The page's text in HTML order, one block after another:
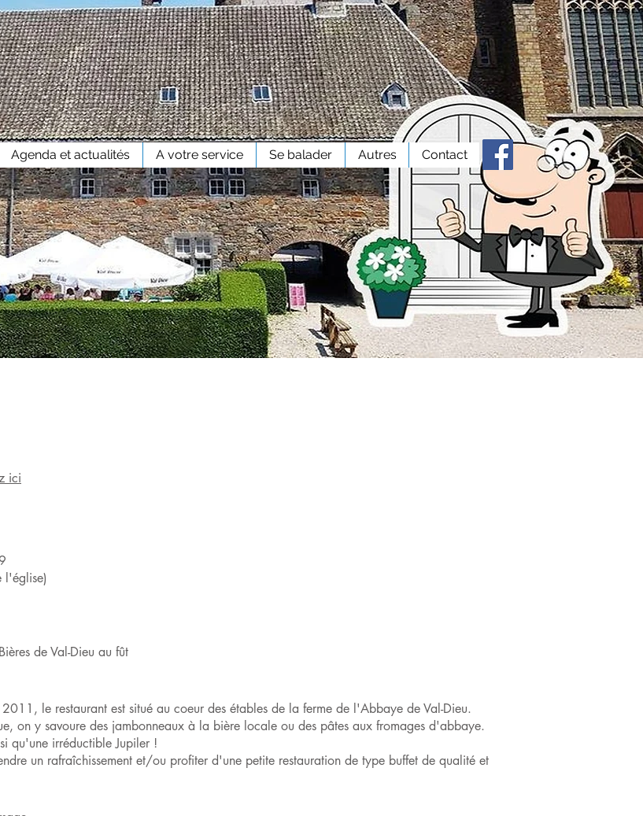
Agenda et actualités A votre service Se balader Autres Contact
ici
l'église)
de Val-Dieu au fût
le restaurant est situé au coeur des étables de la ferme de l'Abbaye de Val-Dieu.
on y savoure des jambonneaux à la bière locale ou des pâtes aux fromages d'abbaye.
qu'une irréductible Jupiler !
un rafraîchissement et/ou profiter d'une petite restauration de type buffet de qualité et